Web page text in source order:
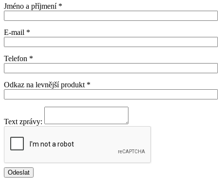
Jméno a příjmení *
E-mail *
Telefon *
Odkaz na levnější produkt *
Text zprávy: